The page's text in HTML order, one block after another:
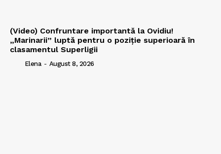
(Video) Confruntare importantă la Ovidiu!
„Marinarii” luptă pentru o poziție superioară în
clasamentul Superligii
Elena - August 8, 2026